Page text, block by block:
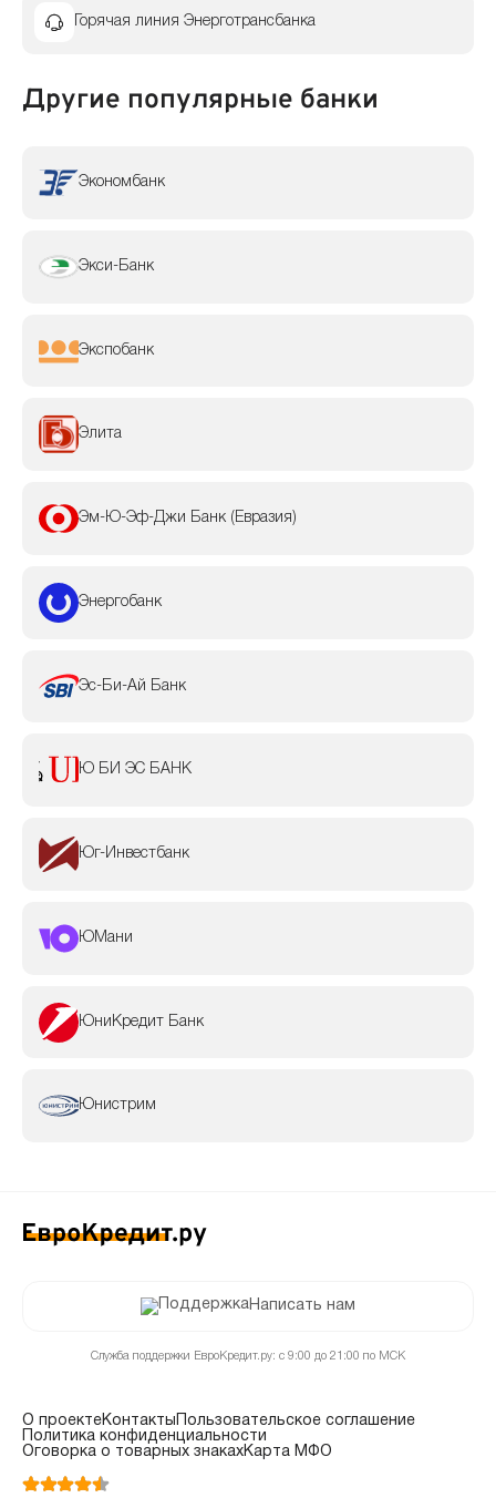
Горячая линия Энерготрансбанка
Другие популярные банки
Экономбанк
Экси-Банк
Экспобанк
Элита
Эм-Ю-Эф-Джи Банк (Евразия)
Энергобанк
Эс-Би-Ай Банк
Ю БИ ЭС БАНК
Юг-Инвестбанк
ЮМани
ЮниКредит Банк
Юнистрим
Написать нам
Служба поддержки ЕвроКредит.ру: с 9:00 до 21:00 по МСК
О проектеКонтакты
Пользовательское соглашение
Политика конфиденциальности
Оговорка о товарных знакахКарта МФО